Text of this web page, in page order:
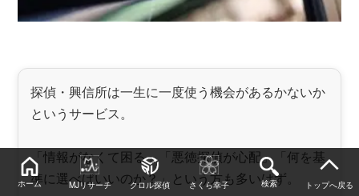
探偵・興信所は一生に一度使う機会があるかないか
というサービス。
「情報がなくて困る」「悪徳探偵が心配」「何を基
準に選べばいいのか？」という方も多いはず。
ホーム MJリサーチ クロル探偵 さくら幸子 検索 トップへ戻る